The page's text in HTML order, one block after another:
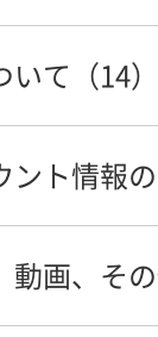
ォトベースログ
ォトベースのサ
ビスとは？
ービス】契約更
ペース容量拡大
・メールアドレ
のサポート
ソコンで利用し
て（14）
ドの初期化方法
れたURLは無効
ント情報
点の廃止方法を
画、そ